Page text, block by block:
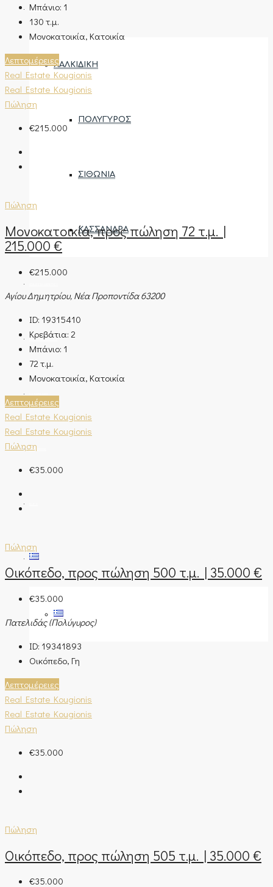
ΠΕΡΙΟΧΈΣ
ΧΑΛΚΙΔΙΚΉ
ΠΟΛΎΓΥΡΟΣ
ΣΙΘΩΝΊΑ
ΚΑΣΣΆΝΔΡΑ
ΕΠΙΚΟΙΝΩΝΊΑ
Μπάνιο: 1
130 τ.μ.
Μονοκατοικία, Κατοικία
Λεπτομέρειες
Real Estate Kougionis
Real Estate Kougionis
Πώληση
€215.000
Πώληση
Μονοκατοικία, προς πώληση 72 τ.μ. |
215.000 €
€215.000
Αγίου Δημητρίου, Νέα Προποντίδα 63200
ID: 19315410
Κρεβάτια: 2
Μπάνιο: 1
72 τ.μ.
Μονοκατοικία, Κατοικία
Λεπτομέρειες
Real Estate Kougionis
Real Estate Kougionis
Πώληση
€35.000
Πώληση
Οικόπεδο, προς πώληση 500 τ.μ. | 35.000 €
€35.000
Πατελιδάς (Πολύγυρος)
ID: 19341893
Οικόπεδο, Γη
Λεπτομέρειες
Real Estate Kougionis
Real Estate Kougionis
Πώληση
€35.000
Πώληση
Οικόπεδο, προς πώληση 505 τ.μ. | 35.000 €
€35.000